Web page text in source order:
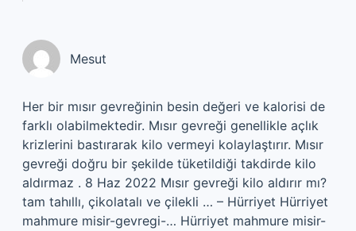
Mesut
Her bir mısır gevreğinin besin değeri ve kalorisi de
farklı olabilmektedir. Mısır gevreği genellikle açlık
krizlerini bastırarak kilo vermeyi kolaylaştırır. Mısır
gevreği doğru bir şekilde tüketildiği takdirde kilo
aldırmaz . 8 Haz 2022 Mısır gevreği kilo aldırır mı?
tam tahıllı, çikolatalı ve çilekli … – Hürriyet Hürriyet
mahmure misir-gevregi-… Hürriyet mahmure misir-